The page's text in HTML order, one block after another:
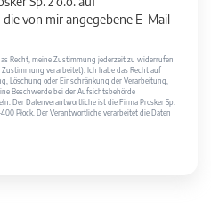
von mir angegebene E-Mail-
Recht, meine Zustimmung jederzeit zu widerrufen
verarbeitet). Ich habe das Recht auf
Löschung oder Einschränkung der Verarbeitung,
Beschwerde bei der Aufsichtsbehörde
Der Datenverantwortliche ist die Firma Prosker Sp.
Płock. Der Verantwortliche verarbeitet die Daten